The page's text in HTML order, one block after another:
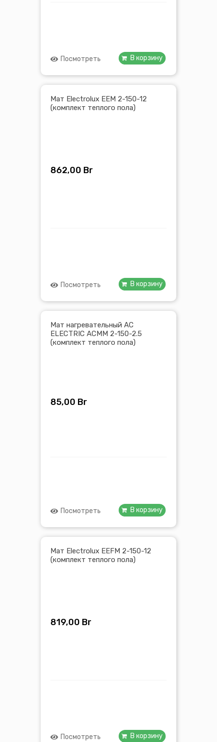
Посмотреть В корзину
Мат Electrolux EEM 2-150-12
(комплект теплого пола)
862,00 Br
Посмотреть В корзину
Мат нагревательный AC
ELECTRIC ACMM 2-150-2.5
(комплект теплого пола)
85,00 Br
Посмотреть В корзину
Мат Electrolux EEFM 2-150-12
(комплект теплого пола)
819,00 Br
Посмотреть В корзину